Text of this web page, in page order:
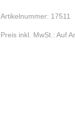
Artikelnummer: 17511
Preis inkl. MwSt.: Auf